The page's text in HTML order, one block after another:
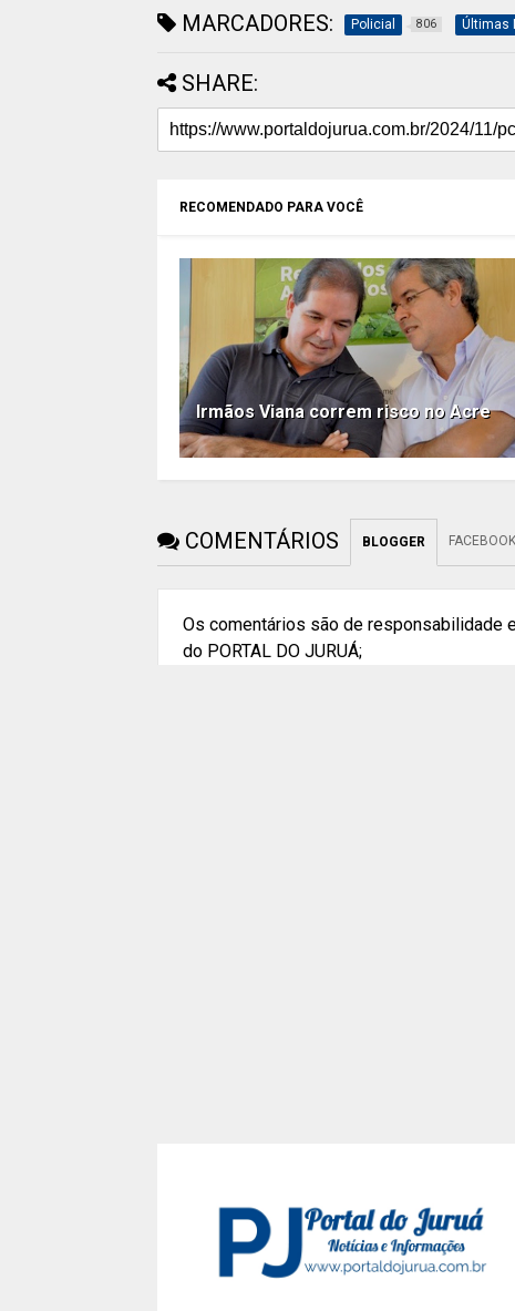
MARCADORES: Policial 806 Últimas
SHARE:
RECOMENDADO PARA VOCÊ
Irmãos Viana correm risco no Acre
COMENTÁRIOS BLOGGER FACEBOOK
Os comentários são de responsabilidade
do PORTAL DO JURUÁ;